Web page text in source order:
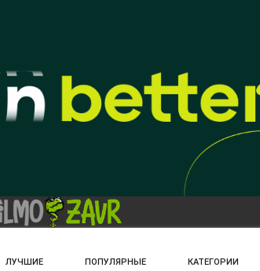
ЛУЧШИЕ ПОПУЛЯРНЫЕ КАТЕГОРИИ